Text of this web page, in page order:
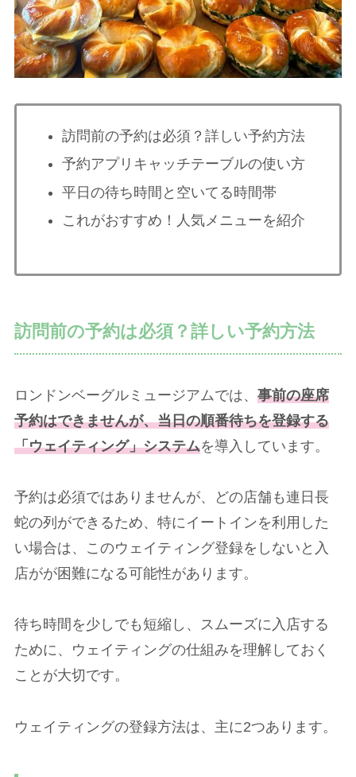
訪問前の予約は必須？詳しい予約方法
予約アプリキャッチテーブルの使い方
平日の待ち時間と空いてる時間帯
これがおすすめ！人気メニューを紹介
訪問前の予約は必須？詳しい予約方法
ロンドンベーグルミュージアムでは、 事前の座席
予約はできませんが、当日の順番待ちを登録する
「ウェイティング」システムを導入しています。
予約は必須ではありませんが、どの店舗も連日長
蛇の列ができるため、特にイートインを利用した
い場合は、このウェイティング登録をしないと入
店がが困難になる可能性があります。
待ち時間を少しでも短縮し、スムーズに入店する
ために、ウェイティングの仕組みを理解しておく
ことが大切です。
ウェイティングの登録方法は、主に2つあります。